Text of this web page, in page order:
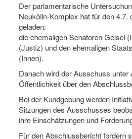
Der parlamentarische
Neukölln-Komplex hat für den 4.7.
geladen:
die ehemaligen Senatoren Geisel
(Justiz) und den ehemaligen
(Innen).
Danach wird der Ausschuss unter
Öffentlichkeit über den
Bei der Kundgebung werden
Sitzungen des Ausschusses
ihre Einschätzungen und
Für den Abschlussbericht fordern